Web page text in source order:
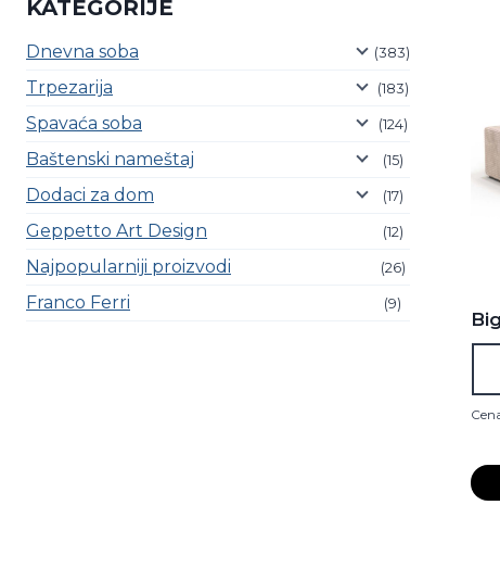
KATEGORIJE
Dnevna soba (383)
Trpezarija (183)
Spavaća soba (124)
Baštenski nameštaj (15)
Dodaci za dom (17)
Geppetto Art Design (12)
Najpopularniji proizvodi (26)
Franco Ferri (9)